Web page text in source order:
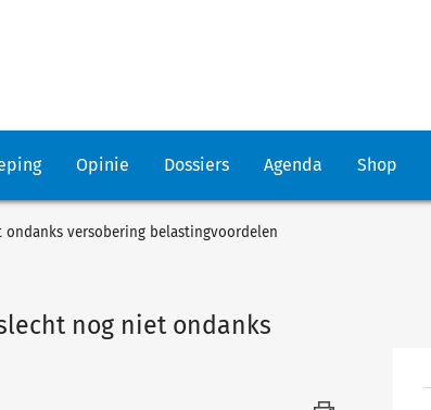
Opinie Dossiers Agenda Shop
versobering belastingvoordelen
nog niet ondanks